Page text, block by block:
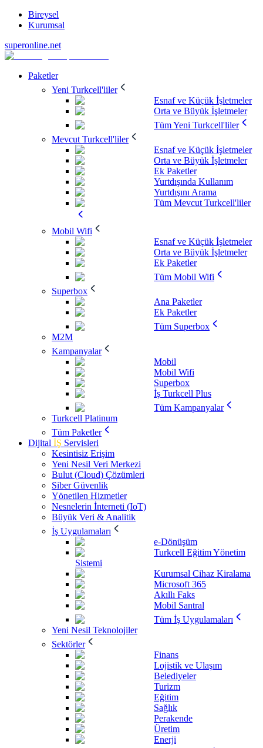
Bireysel
Kurumsal
superonline.net
Paketler
Yeni Turkcell'liler
Esnaf ve Küçük İşletmeler
Orta ve Büyük İşletmeler
Tüm Yeni Turkcell'liler
Mevcut Turkcell'liler
Esnaf ve Küçük İşletmeler
Orta ve Büyük İşletmeler
Ek Paketler
Yurtdışında Kullanım
Yurtdışını Arama
Tüm Mevcut Turkcell'liler
Mobil Wifi
Esnaf ve Küçük İşletmeler
Orta ve Büyük İşletmeler
Ek Paketler
Tüm Mobil Wifi
Superbox
Ana Paketler
Ek Paketler
Tüm Superbox
M2M
Kampanyalar
Mobil
Mobil Wifi
Superbox
İş Turkcell Plus
Tüm Kampanyalar
Turkcell Platinum
Tüm Paketler
Dijital İŞ Servisleri
Kesintisiz Erişim
Yeni Nesil Veri Merkezi
Bulut (Cloud) Çözümleri
Siber Güvenlik
Yönetilen Hizmetler
Nesnelerin İnterneti (IoT)
Büyük Veri & Analitik
İş Uygulamaları
e-Dönüşüm
Turkcell Eğitim Yönetim
Sistemi
Kurumsal Cihaz Kiralama
Microsoft 365
Akıllı Faks
Mobil Santral
Tüm İş Uygulamaları
Yeni Nesil Teknolojiler
Sektörler
Finans
Lojistik ve Ulaşım
Belediyeler
Turizm
Eğitim
Sağlık
Perakende
Üretim
Enerji